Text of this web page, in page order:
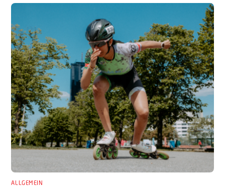
ALLGEMEIN